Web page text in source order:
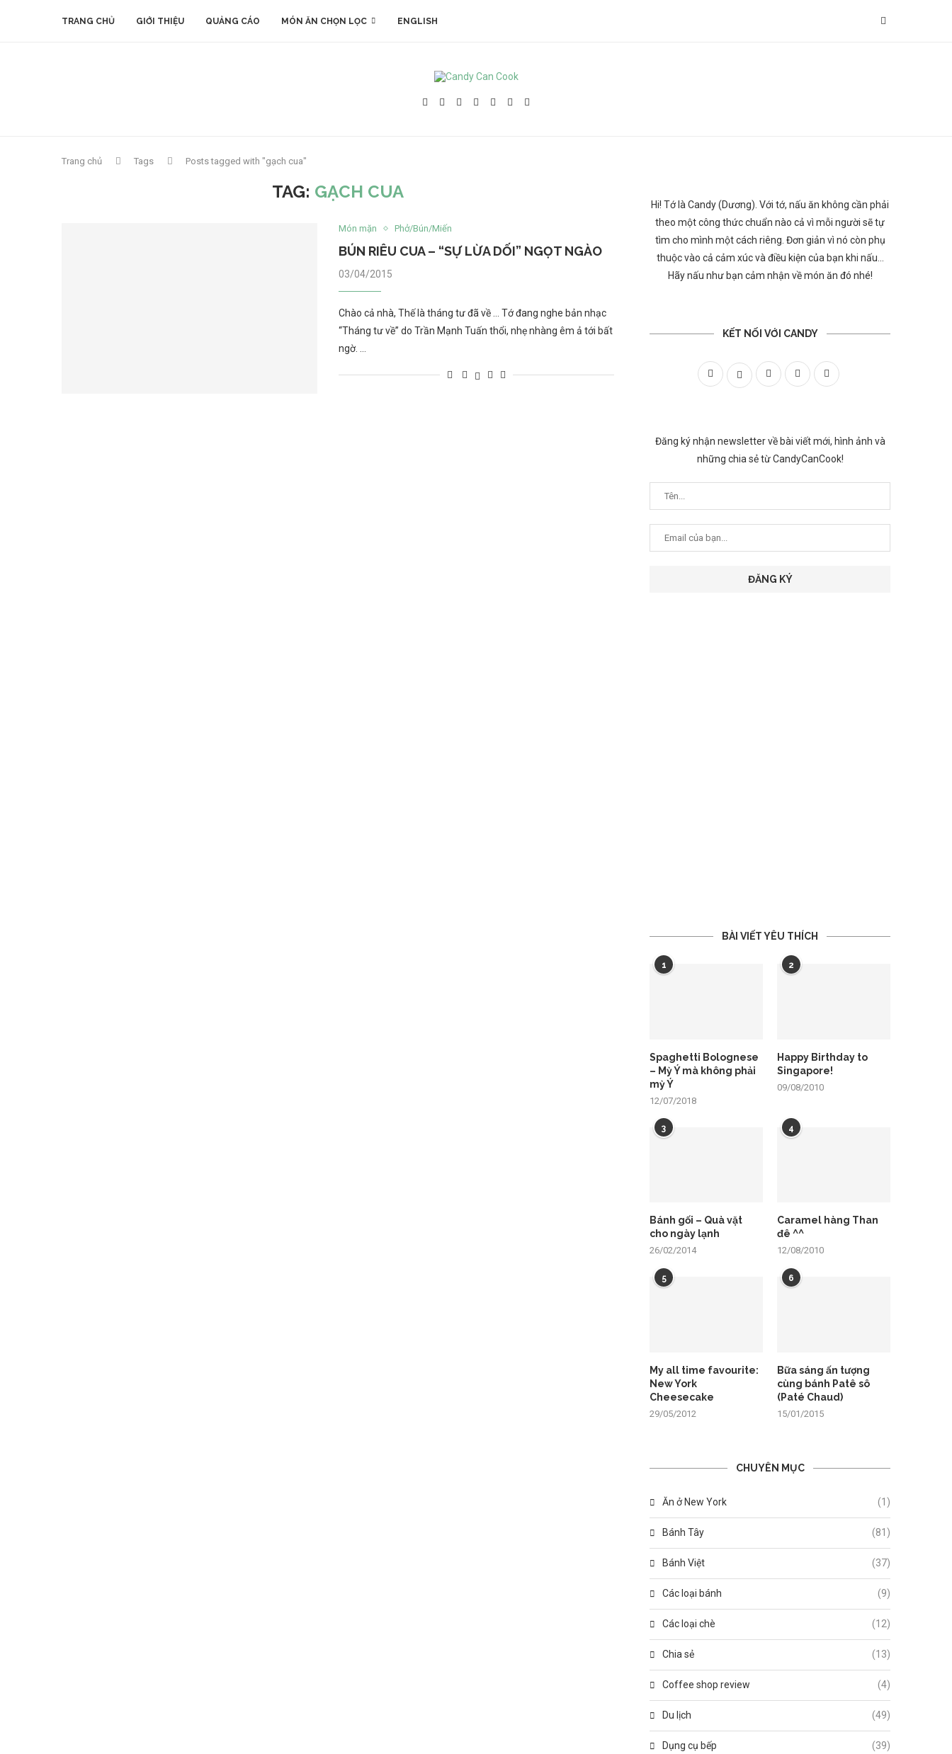
TRANG CHỦ GIỚI THIỆU QUẢNG CÁO MÓN ĂN CHỌN LỌC ENGLISH
Trang chủ Tags Posts tagged with "gạch cua"
TAG: GẠCH CUA
Món mặn Phở/Bún/Miến
BÚN RIÊU CUA – “SỰ LỪA DỐI” NGỌT NGÀO
03/04/2015
Chào cả nhà, Thế là tháng tư đã về … Tớ đang nghe bản nhạc
“Tháng tư về” do Trần Mạnh Tuấn thổi, nhẹ nhàng êm ả tới bất
ngờ. …
Hi! Tớ là Candy (Dương). Với tớ, nấu ăn không cần phải
theo một công thức chuẩn nào cả vì mỗi người sẽ tự
tìm cho mình một cách riêng. Đơn giản vì nó còn phụ
thuộc vào cả cảm xúc và điều kiện của bạn khi nấu…
Hãy nấu như bạn cảm nhận về món ăn đó nhé!
KẾT NỐI VỚI CANDY
Đăng ký nhận newsletter về bài viết mới, hình ảnh và
những chia sẻ từ CandyCanCook!
BÀI VIẾT YÊU THÍCH
1
Spaghetti Bolognese
– Mỳ Ý mà không phải
mỳ Ý
12/07/2018
2
Happy Birthday to
Singapore!
09/08/2010
3
Bánh gối – Quà vặt
cho ngày lạnh
26/02/2014
4
Caramel hàng Than
đê ^^
12/08/2010
5
My all time favourite:
New York
Cheesecake
29/05/2012
6
Bữa sáng ấn tượng
cùng bánh Patê sô
(Paté Chaud)
15/01/2015
CHUYÊN MỤC
Ăn ở New York (1)
Bánh Tây (81)
Bánh Việt (37)
Các loại bánh (9)
Các loại chè (12)
Chia sẻ (13)
Coffee shop review (4)
Du lịch (49)
Dụng cụ bếp (39)